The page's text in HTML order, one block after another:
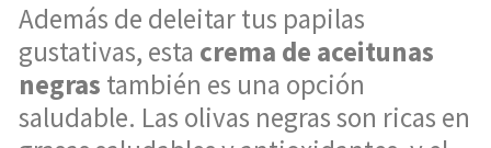
Además de deleitar tus papilas
gustativas, esta crema de aceitunas
negras también es una opción
saludable. Las olivas negras son ricas en